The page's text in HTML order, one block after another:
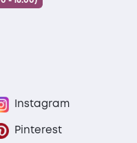
Instagram
Pinterest